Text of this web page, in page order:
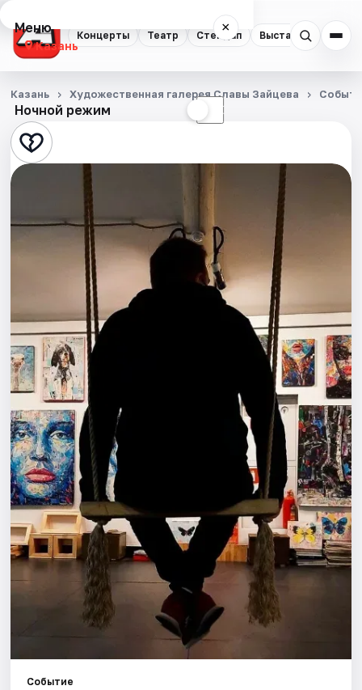
Концерты Театр Стендап Выставки
Меню ×
Казань
Концерты
Театр
Стендап
Квесты
Спорт
События
Города
Площадки
Артисты
Рейтинги
Ночной режим ☾
Казань Художественная галерея Славы Зайцева
Событие